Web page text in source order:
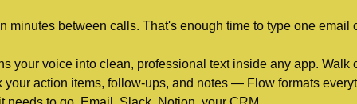
minutes between calls. That's enough time to type one email
your voice into clean, professional text inside any app. Walk
your action items, follow-ups, and notes — Flow formats